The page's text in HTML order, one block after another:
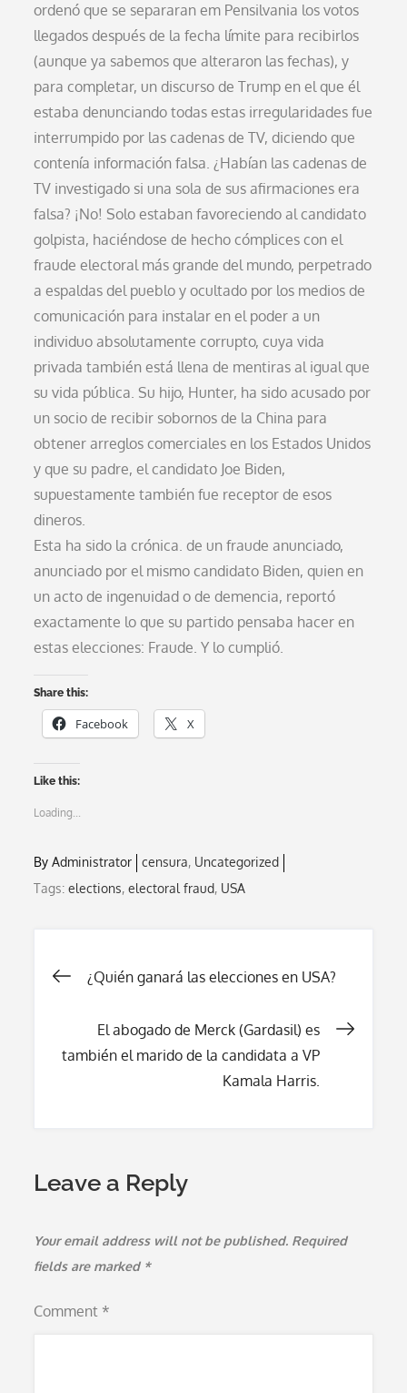
ordenó que se separaran em Pensilvania los votos
llegados después de la fecha límite para recibirlos
(aunque ya sabemos que alteraron las fechas), y
para completar, un discurso de Trump en el que él
estaba denunciando todas estas irregularidades fue
interrumpido por las cadenas de TV, diciendo que
contenía información falsa. ¿Habían las cadenas de
TV investigado si una sola de sus afirmaciones era
falsa? ¡No! Solo estaban favoreciendo al candidato
golpista, haciéndose de hecho cómplices con el
fraude electoral más grande del mundo, perpetrado
a espaldas del pueblo y ocultado por los medios de
comunicación para instalar en el poder a un
individuo absolutamente corrupto, cuya vida
privada también está llena de mentiras al igual que
su vida pública. Su hijo, Hunter, ha sido acusado por
un socio de recibir sobornos de la China para
obtener arreglos comerciales en los Estados Unidos
y que su padre, el candidato Joe Biden,
supuestamente también fue receptor de esos
dineros.
Esta ha sido la crónica. de un fraude anunciado,
anunciado por el mismo candidato Biden, quien en
un acto de ingenuidad o de demencia, reportó
exactamente lo que su partido pensaba hacer en
estas elecciones: Fraude. Y lo cumplió.
Share this:
Facebook X
Like this:
Loading...
ByAdministrator censura Uncategorized
Tags:elections,electoral fraud, USA
Post
navigation
¿Quién ganará las elecciones en USA?
El abogado de Merck (Gardasil) es
también el marido de la candidata a VP
Kamala Harris.
Leave a Reply
Your email address will not be published. Required
fields are marked *
Comment *